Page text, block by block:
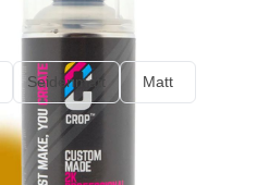
Seidenmatt Matt